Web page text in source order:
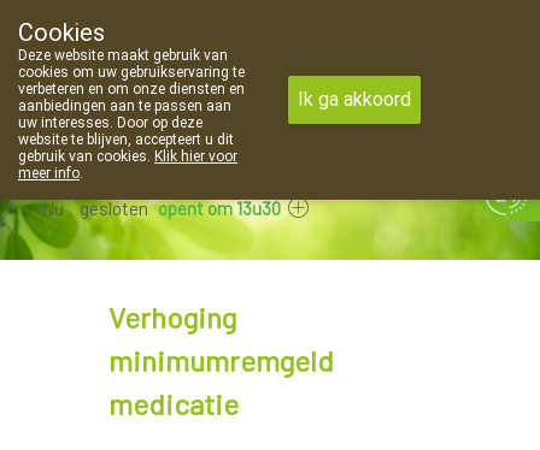
09 373 94 03
Nu gesloten opent om 13u30
Verhoging
minimumremgeld
medicatie
Cookies
Deze website maakt gebruik van
cookies om uw gebruikservaring te
verbeteren en om onze diensten en
aanbiedingen aan te passen aan
uw interesses. Door op deze
website te blijven, accepteert u dit
gebruik van cookies. Klik hier voor
meer info.
Ik ga akkoord